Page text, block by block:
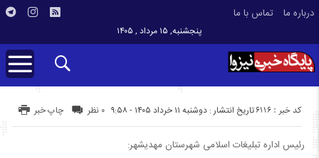
درباره ما تماس با ما
پنجشنبه, ۱۵ مرداد , ۱۴۰۵
تاریخ انتشار : دوشنبه ۱۱ خرداد ۱۴۰۵ - ۹:۵۸ کد خبر : 6116 چاپ خبر ۰ نظر
رئیس اداره تبلیغات اسلامی شهرستان مهدیشهر: